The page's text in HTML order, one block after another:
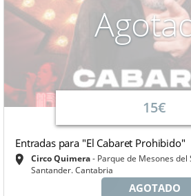
15€
Entradas para "El Cabaret Prohibido"
Circo Quimera
Parque de Mesones
Santander. Cantabria
AGOTADO